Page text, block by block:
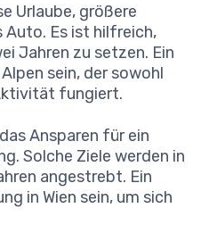
Urlaube, größere
Auto. Es ist hilfreich,
Jahren zu setzen. Ein
sein, der sowohl
fungiert.
Ansparen für ein
Solche Ziele werden in
angestrebt. Ein
in Wien sein, um sich